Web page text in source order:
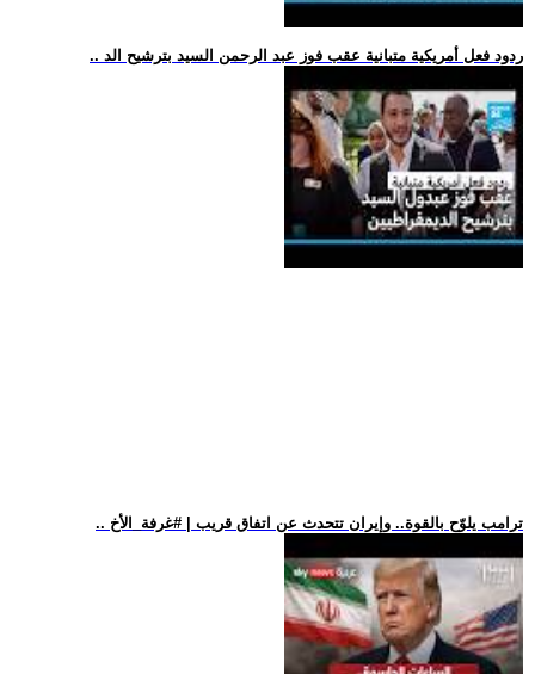
.. ردود فعل أمريكية متبانية عقب فوز عبد الرحمن السيد بترشيح الد
.. ترامب يلوّح بالقوة.. وإيران تتحدث عن اتفاق قريب | #غرفة_الأخ